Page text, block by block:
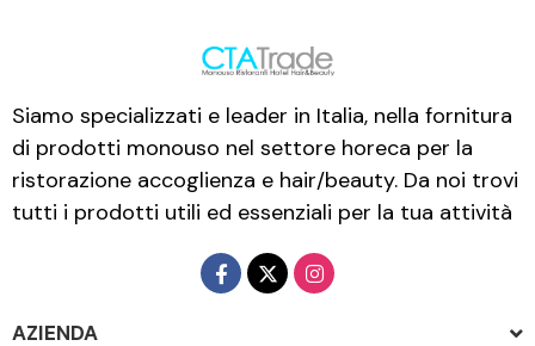
Siamo specializzati e leader in Italia, nella fornitura
di prodotti monouso nel settore horeca per la
ristorazione accoglienza e hair/beauty. Da noi trovi
tutti i prodotti utili ed essenziali per la tua attività
AZIENDA